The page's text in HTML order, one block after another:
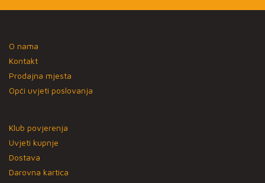
O nama
Kontakt
Prodajna mjesta
Opći uvjeti poslovanja
Klub povjerenja
Uvjeti kupnje
Dostava
Darovna kartica